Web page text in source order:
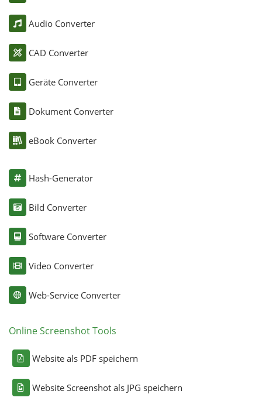
Audio Converter
CAD Converter
Geräte Converter
Dokument Converter
eBook Converter
Hash-Generator
Bild Converter
Software Converter
Video Converter
Web-Service Converter
Online Screenshot Tools
Website als PDF speichern
Website Screenshot als JPG speichern